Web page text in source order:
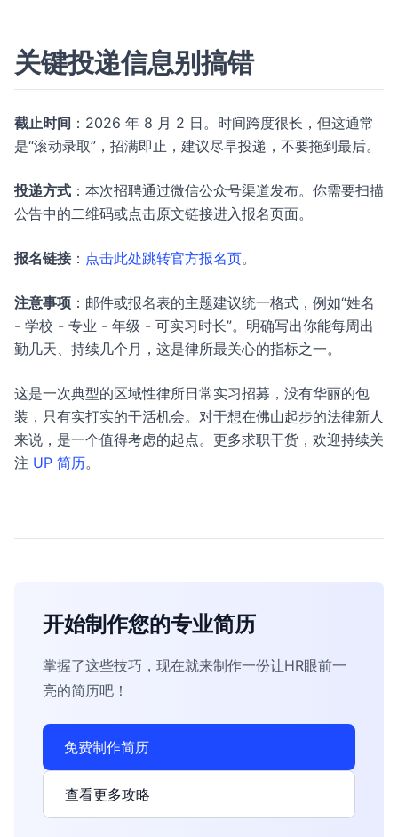
关键投递信息别搞错
截止时间 ：2026 年 8 月 2 日。时间跨度很长，但这通常
是“滚动录取”，招满即止，建议尽早投递，不要拖到最后。
投递方式 ：本次招聘通过微信公众号渠道发布。你需要扫描
公告中的二维码或点击原文链接进入报名页面。
报名链接： 点击此处跳转官方报名页。
注意事项 ：邮件或报名表的主题建议统一格式，例如“姓名
- 学校 - 专业 - 年级 - 可实习时长”。明确写出你能每周出
勤几天、持续几个月，这是律所最关心的指标之一。
这是一次典型的区域性律所日常实习招募，没有华丽的包
装，只有实打实的干活机会。对于想在佛山起步的法律新人
来说，是一个值得考虑的起点。更多求职干货，欢迎持续关
注 UP 简历。
开始制作您的专业简历
掌握了这些技巧，现在就来制作一份让HR眼前一
亮的简历吧！
免费制作简历
查看更多攻略